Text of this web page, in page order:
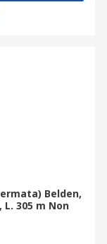
Belden,
305 m Non